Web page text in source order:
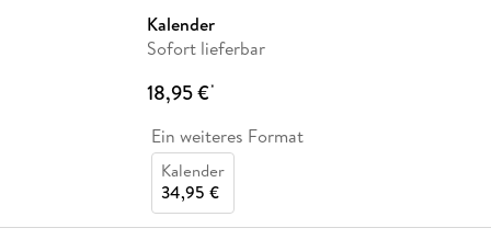
Kalender
Sofort lieferbar
18,95 €*
Ein weiteres Format
Kalender
34,95 €